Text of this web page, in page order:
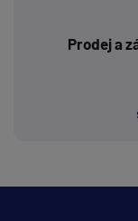
Prodej a